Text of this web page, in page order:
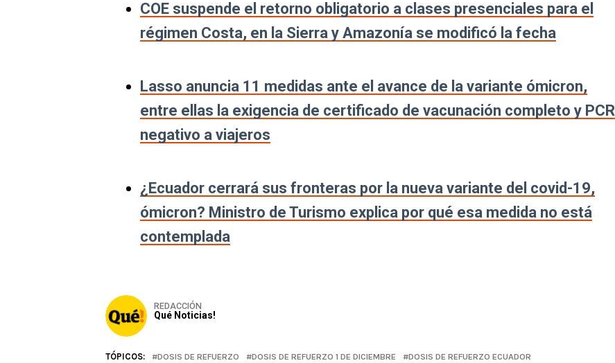
COE suspende el retorno obligatorio a clases presenciales para el
régimen Costa, en la Sierra y Amazonía se modificó la fecha
Lasso anuncia 11 medidas ante el avance de la variante ómicron,
entre ellas la exigencia de certificado de vacunación completo y PCR
negativo a viajeros
¿Ecuador cerrará sus fronteras por la nueva variante del covid-19,
ómicron? Ministro de Turismo explica por qué esa medida no está
contemplada
REDACCIÓN
Qué Noticias!
TÓPICOS: DOSIS DE REFUERZO DOSIS DE REFUERZO 1 DE DICIEMBRE
DOSIS DE REFUERZO ECUADOR